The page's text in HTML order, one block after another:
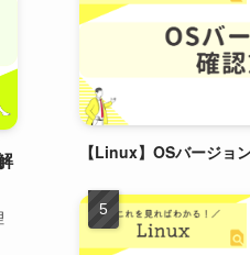
【Linux】OSバージョ